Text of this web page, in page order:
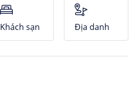
Khách sạn Địa danh